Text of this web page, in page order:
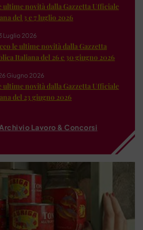
ultime novità dalla Gazzetta Ufficiale
del 3 e 7 luglio 2026
Luglio 2026
le ultime novità dalla Gazzetta
Italiana del 26 e 30 giugno 2026
Giugno 2026
ultime novità dalla Gazzetta Ufficiale
del 23 giugno 2026
Lavoro & Concorsi